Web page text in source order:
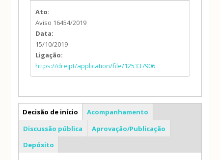
Ato:
Aviso 16454/2019
Data:
15/10/2019
Ligação:
https://dre.pt/application/file/125337906
PP
Decisão de início
Acompanhamento
Discussão pública
Aprovação/Publicação
Depósito